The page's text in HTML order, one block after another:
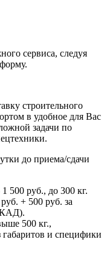
сервиса, следуя
строительного
в удобное для Вас
задачи по
до приема/сдачи
500 руб., до 300 кг.
+ 500 руб. за
500 кг.,
габаритов и специфики